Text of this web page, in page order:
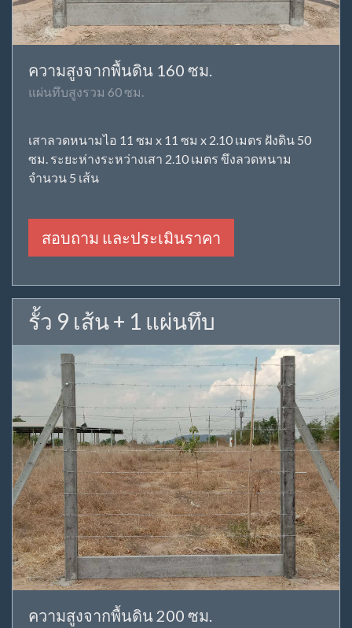
ความสูงจากพื้นดิน 160 ซม.
แผ่นทึบสูงรวม 60 ซม.
เสาลวดหนามไอ 11 ซม x 11 ซม x 2.10 เมตร ฝังดิน 50
ซม. ระยะห่างระหว่างเสา 2.10 เมตร ขึงลวดหนาม
จำนวน 5 เส้น
สอบถาม และประเมินราคา
รั้ว 9 เส้น + 1 แผ่นทึบ
ความสูงจากพื้นดิน 200 ซม.